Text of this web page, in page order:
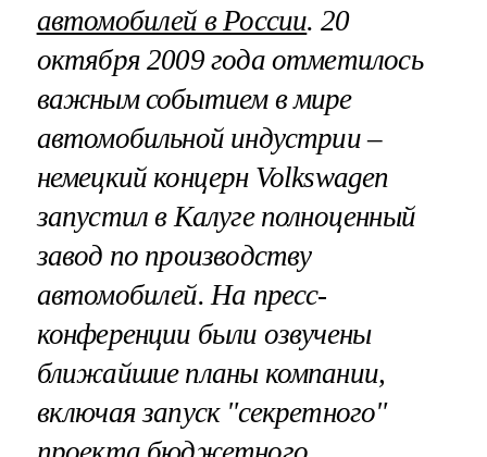
автомобилей в России. 20
октября 2009 года отметилось
важным событием в мире
автомобильной индустрии –
немецкий концерн Volkswagen
запустил в Калуге полноценный
завод по производству
автомобилей. На пресс-
конференции были озвучены
ближайшие планы компании,
включая запуск "секретного"